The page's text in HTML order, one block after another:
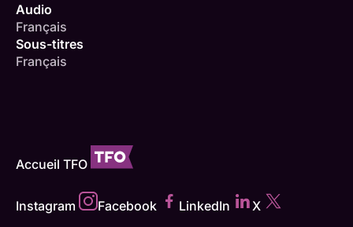
Audio
Français
Sous-titres
Français
Accueil TFO
Instagram Facebook LinkedIn X